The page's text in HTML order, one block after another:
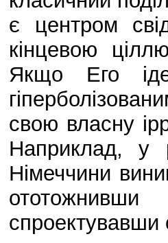
є центром
кінцевою
Якщо Его
свою власну
Наприклад, у
Німеччини
спроектувавши